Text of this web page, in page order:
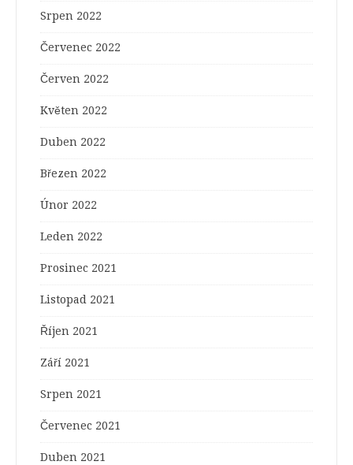
Srpen 2022
Červenec 2022
Červen 2022
Květen 2022
Duben 2022
Březen 2022
Únor 2022
Leden 2022
Prosinec 2021
Listopad 2021
Říjen 2021
Září 2021
Srpen 2021
Červenec 2021
Duben 2021